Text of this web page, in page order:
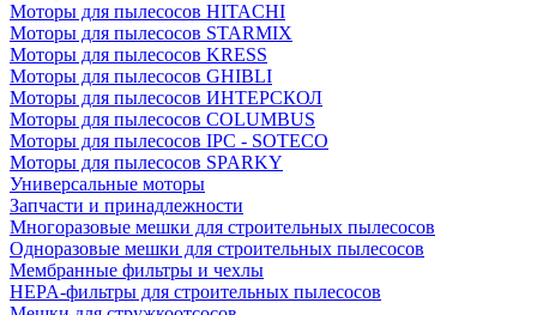
Моторы для пылесосов HITACHI
Моторы для пылесосов STARMIX
Моторы для пылесосов KRESS
Моторы для пылесосов GHIBLI
Моторы для пылесосов ИНТЕРСКОЛ
Моторы для пылесосов COLUMBUS
Моторы для пылесосов IPC - SOTECO
Моторы для пылесосов SPARKY
Универсальные моторы
Запчасти и принадлежности
Многоразовые мешки для строительных пылесосов
Одноразовые мешки для строительных пылесосов
Мембранные фильтры и чехлы
HEPA-фильтры для строительных пылесосов